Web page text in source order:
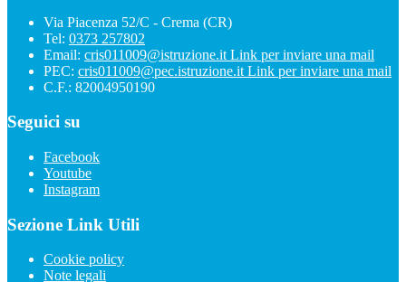
Via Piacenza 52/C - Crema (CR)
Tel: 0373 257802
Email: cris011009@istruzione.it Link per inviare una mail
PEC: cris011009@pec.istruzione.it Link per inviare una mail
C.F.: 82004950190
Seguici su
Facebook
Youtube
Instagram
Sezione Link Utili
Cookie policy
Note legali